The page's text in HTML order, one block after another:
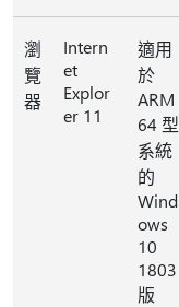
瀏
覽
器
Intern
et
Explor
er 11
適用
於
ARM
64 型
系統
的
Wind
ows
10
1803
版